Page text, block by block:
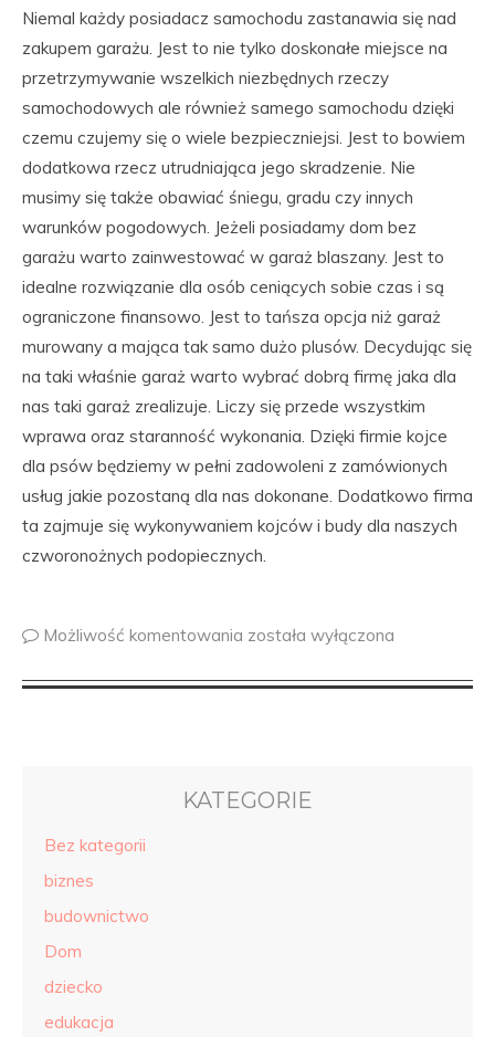
Niemal każdy posiadacz samochodu zastanawia się nad
zakupem garażu. Jest to nie tylko doskonałe miejsce na
przetrzymywanie wszelkich niezbędnych rzeczy
samochodowych ale również samego samochodu dzięki
czemu czujemy się o wiele bezpieczniejsi. Jest to bowiem
dodatkowa rzecz utrudniająca jego skradzenie. Nie
musimy się także obawiać śniegu, gradu czy innych
warunków pogodowych. Jeżeli posiadamy dom bez
garażu warto zainwestować w garaż blaszany. Jest to
idealne rozwiązanie dla osób ceniących sobie czas i są
ograniczone finansowo. Jest to tańsza opcja niż garaż
murowany a mająca tak samo dużo plusów. Decydując się
na taki właśnie garaż warto wybrać dobrą firmę jaka dla
nas taki garaż zrealizuje. Liczy się przede wszystkim
wprawa oraz staranność wykonania. Dzięki firmie kojce
dla psów będziemy w pełni zadowoleni z zamówionych
usług jakie pozostaną dla nas dokonane. Dodatkowo firma
ta zajmuje się wykonywaniem kojców i budy dla naszych
czworonożnych podopiecznych.
Możliwość komentowania została wyłączona
KATEGORIE
Bez kategorii
biznes
budownictwo
Dom
dziecko
edukacja